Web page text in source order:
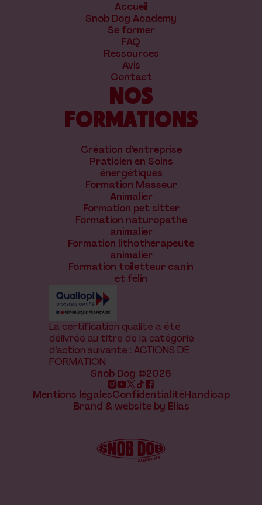
Accueil
Snob Dog Academy
Se former
FAQ
Ressources
Avis
Contact
NOS
FORMATIONS
Création d'entreprise
Praticien en Soins
énergétiques
Formation Masseur
Animalier
Formation pet sitter
Formation naturopathe
animalier
Formation lithothérapeute
animalier
Formation toiletteur canin
et félin
La certification qualité a été
délivrée au titre de la catégorie
d’action suivante : ACTIONS DE
FORMATION
Snob Dog ©2026
Mentions légalesConfidentialitéHandicap
Brand & website by Elias